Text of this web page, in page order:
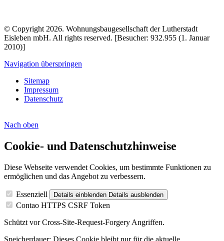
© Copyright 2026. Wohnungsbaugesellschaft der Lutherstadt
Eisleben mbH. All rights reserved. [Besucher: 932.955 (1. Januar
2010)]
Navigation überspringen
Sitemap
Impressum
Datenschutz
Nach oben
Cookie- und Datenschutzhinweise
Diese Webseite verwendet Cookies, um bestimmte Funktionen zu
ermöglichen und das Angebot zu verbessern.
Essenziell Details einblenden Details ausblenden
Contao HTTPS CSRF Token
Schützt vor Cross-Site-Request-Forgery Angriffen.
Speicherdauer: Dieses Cookie bleibt nur für die aktuelle